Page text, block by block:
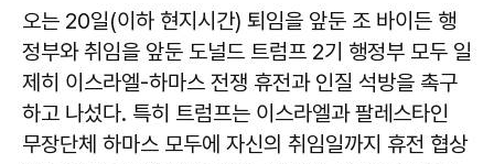
오는 20일(이하 현지시간) 퇴임을 앞둔 조 바이든 행
정부와 취임을 앞둔 도널드 트럼프 2기 행정부 모두 일
제히 이스라엘-하마스 전쟁 휴전과 인질 석방을 촉구
하고 나섰다. 특히 트럼프는 이스라엘과 팔레스타인
무장단체 하마스 모두에 자신의 취임일까지 휴전 협상